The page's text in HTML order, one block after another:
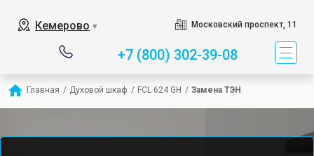
Кемерово ▼ Московский проспект, 11
+7 (800) 302-39-08
Главная / Духовой шкаф / FCL 624 GH / Замена ТЭН